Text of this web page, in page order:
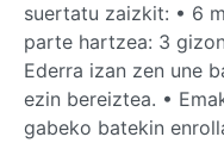
suertatu zaizkit: • 6
parte hartzea: 3
Ederra izan zen une
ezin bereiztea. •
gabeko batekin